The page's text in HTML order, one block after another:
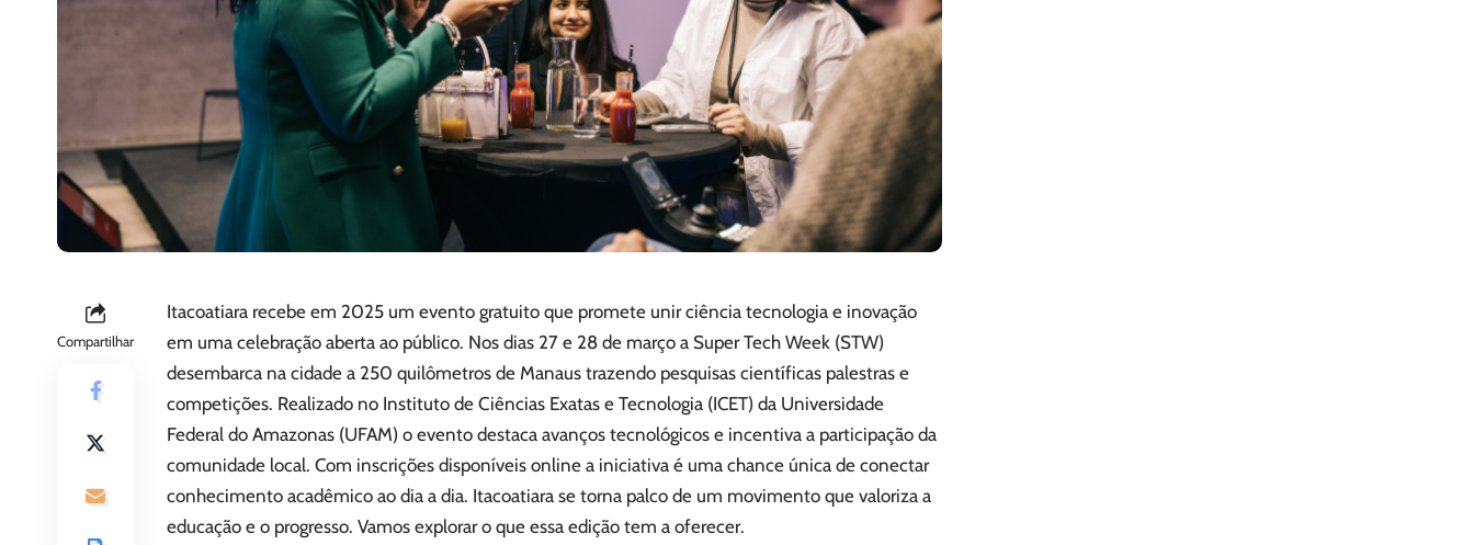
Compartilhar
Itacoatiara recebe em 2025 um evento gratuito que promete unir ciência tecnologia e inovação
em uma celebração aberta ao público. Nos dias 27 e 28 de março a Super Tech Week (STW)
desembarca na cidade a 250 quilômetros de Manaus trazendo pesquisas científicas palestras e
competições. Realizado no Instituto de Ciências Exatas e Tecnologia (ICET) da Universidade
Federal do Amazonas (UFAM) o evento destaca avanços tecnológicos e incentiva a participação da
comunidade local. Com inscrições disponíveis online a iniciativa é uma chance única de conectar
conhecimento acadêmico ao dia a dia. Itacoatiara se torna palco de um movimento que valoriza a
educação e o progresso. Vamos explorar o que essa edição tem a oferecer.